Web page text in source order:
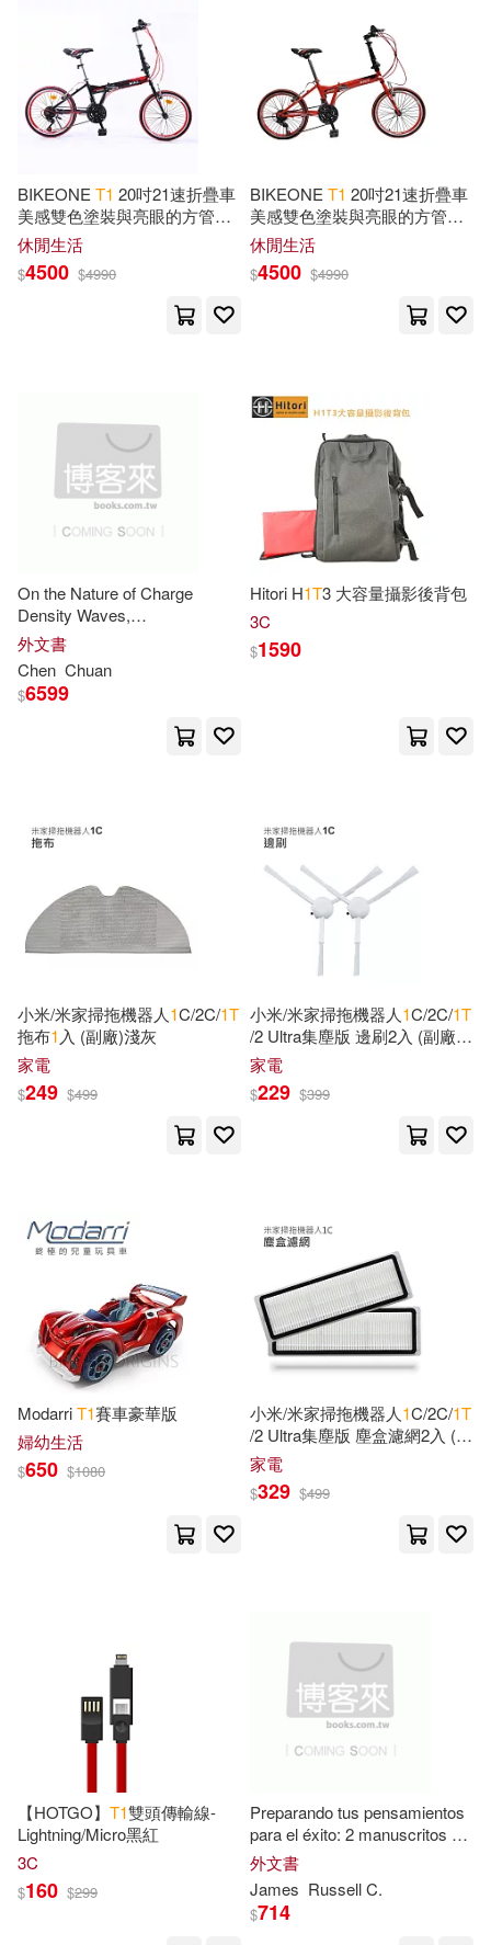
Rosewgold(17)
Weeklyplanners(17)
Hutchins(16)
Publishing Note(16)
Catherine(15) James(15)
Pamela Fagan(15)
Badrear(14)
Brian(13)
Sherman(13) Smothers(13)
DL(12)
チェリーズ(12)
Dumkist(11)
Wilks(11) Dorain(10)
Johnston(10)
Notebook(10) Planner(10)
Sk Journal(10) Coleridge(9)
Designs(9)
Jennifer(9)
Not Available (NA)(9)
Anonymous(8)
Creative Dreams(8)
Johnson(8)
Gag Publishing(7)
Pamela(7) Pb Gag(7)
Till(7)
華納兄弟影業(69)
愛貝克思(64) 派拉蒙(52)
Linfair Records Limited(38)
福斯(28)
SECRET MUSIC(26)
映象國際多媒體(26)
EVOSOUND(16)
彗智(14)
Warner Classics(13)
Welcome Music(11)
火氣音樂(10) ARC Music(9)
BBC(9) Channel Classics(9)
中國標準出版社(9)
Deutsche Grammophon(8)
Love Da Music Taiwan(7)
天津人民出版社(7) 知音人(7)
可海外宅配(4566)
可港澳店取(3867)
可新加坡店取(3420)
可菲律賓店取(3978)
一個月內上市新品(79)
本週上市新品(8)
電子書 (可複選)
適合手機平板閱讀(6)
適合平板閱讀(30)
其他 (可複選)
作者/演唱/譯/編/繪(8)
價格
BIKEONE T1 20吋21速折疊車
美感雙色塗裝與亮眼的方管車
架設計剛性Q度顏值都剛好小
型佳作通勤工具 黑色
休閒生活
$4500 $4990
BIKEONE T1 20吋21速折疊車
美感雙色塗裝與亮眼的方管車
架設計剛性Q度顏值都剛好小
型佳作通勤工具紅色
休閒生活
$4500 $4990
On the Nature of Charge
Density Waves,
Superconductivity and Their
Interplay in
外文書
Chen Chuan
$6599
Hitori H1T3 大容量攝影後背包
3C
$1590
小米/米家掃拖機器人1C/2C/1T
拖布1 入 (副廠)淺灰
家電
$249 $499
小米/米家掃拖機器人1C/2C/1T
/2 Ultra集塵版 邊刷2入 (副廠)
白色
家電
$229 $399
ModarriT1賽車豪華版
婦幼生活
$650 $1080
小米/米家掃拖機器人1C/2C/1T
/2 Ultra集塵版 塵盒濾網2入 (副
廠)
家電
$329 $499
【HOTGO】 T1雙頭傳輸線-
Lightning/Micro黑紅
3C
$160 $299
Preparando tus pensamientos
para el éxito: 2 manuscritos en
1.Técnicas y estrategias de
terapia cognitivo conductual
外文書
James Russell C.
$714